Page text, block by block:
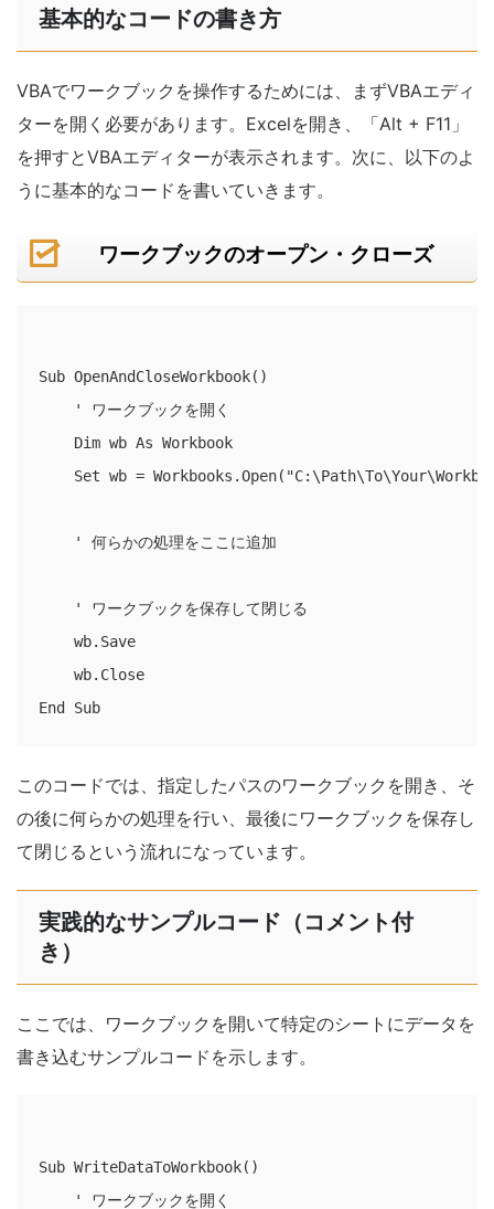
基本的なコードの書き方
VBAでワークブックを操作するためには、まずVBAエディ
ターを開く必要があります。Excelを開き、「Alt + F11」
を押すとVBAエディターが表示されます。次に、以下のよ
うに基本的なコードを書いていきます。
ワークブックのオープン・クローズ
Sub OpenAndCloseWorkbook()
    ' ワークブックを開く
    Dim wb As Workbook
Set wb =
    ' 何らかの処理をここに追加
    ' ワークブックを保存して閉じる
    wb.Save
    wb.Close
このコードでは、指定したパスのワークブックを開き、そ
の後に何らかの処理を行い、最後にワークブックを保存し
て閉じるという流れになっています。
実践的なサンプルコード（コメント付
き）
ここでは、ワークブックを開いて特定のシートにデータを
書き込むサンプルコードを示します。
Sub WriteDataToWorkbook()
    ' ワークブックを開く